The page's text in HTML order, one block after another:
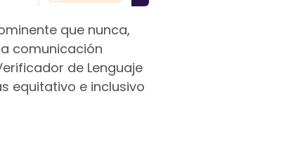
que nunca,
comunicación
de Lenguaje
equitativo e inclusivo